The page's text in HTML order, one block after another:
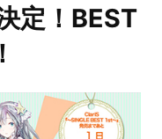
定！BEST